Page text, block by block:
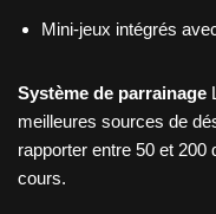
Mini-jeux intégrés
Système de parrainage
meilleures sources de
rapporter entre 50 et
cours.